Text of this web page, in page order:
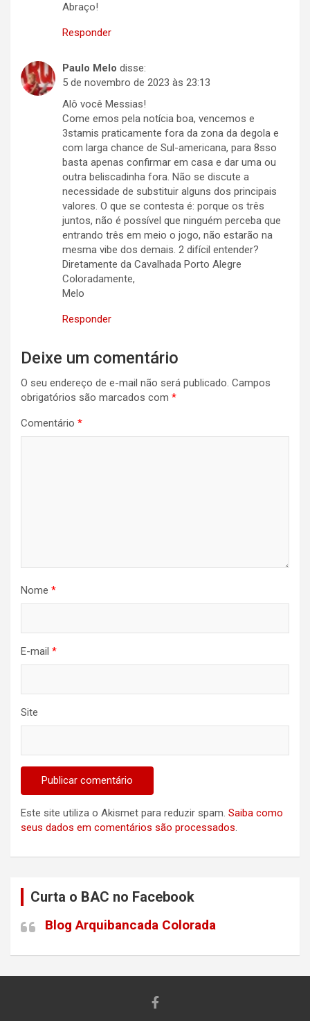
Abraço!
Responder
Paulo Melo disse:
5 de novembro de 2023 às 23:13
Alô você Messias!
Come emos pela notícia boa, vencemos e
3stamis praticamente fora da zona da degola e
com larga chance de Sul-americana, para 8sso
basta apenas confirmar em casa e dar uma ou
outra beliscadinha fora. Não se discute a
necessidade de substituir alguns dos principais
valores. O que se contesta é: porque os três
juntos, não é possível que ninguém perceba que
entrando três em meio o jogo, não estarão na
mesma vibe dos demais. 2 difícil entender?
Diretamente da Cavalhada Porto Alegre
Coloradamente,
Melo
Responder
Deixe um comentário
O seu endereço de e-mail não será publicado. Campos
obrigatórios são marcados com *
Comentário *
Nome *
E-mail *
Site
Este site utiliza o Akismet para reduzir spam. Saiba como
seus dados em comentários são processados.
Curta o BAC no Facebook
Blog Arquibancada Colorada